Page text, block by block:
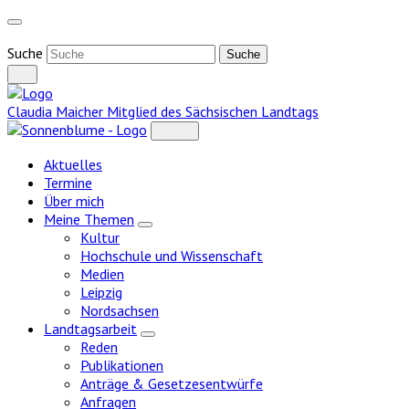
Weiter
Inhalt
Suche
Claudia Maicher Mitglied des Sächsischen Landtags
Aktuelles
Termine
Über mich
Meine Themen
Zeige
Kultur
Hochschule und Wissenschaft
Medien
Leipzig
Nordsachsen
Landtagsarbeit
Zeige
Reden
Publikationen
Anträge & Gesetzesentwürfe
Anfragen